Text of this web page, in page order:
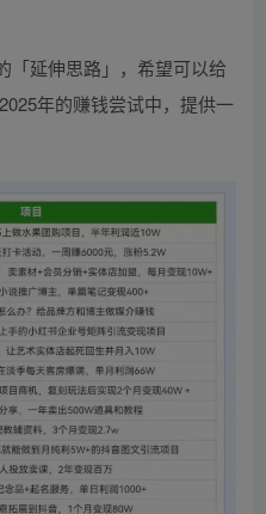
「延伸思路」，希望可以给
年的赚钱尝试中，提供一